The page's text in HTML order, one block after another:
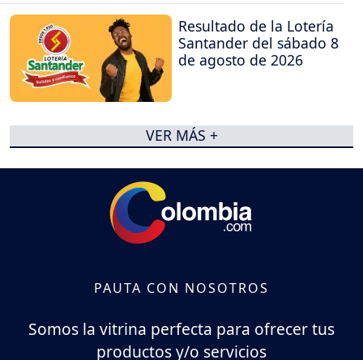
Resultado de la Lotería
Santander del sábado 8
de agosto de 2026
VER MÁS +
PAUTA CON NOSOTROS
Somos la vitrina perfecta para ofrecer tus
productos y/o servicios